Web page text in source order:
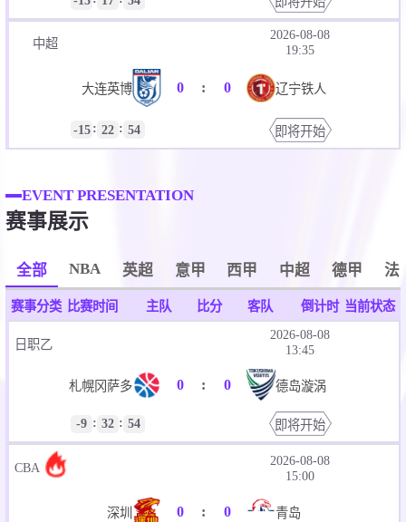
中超
2026-08-08
19:35
大连英博 0 : 0 辽宁铁人
-15 : 22 : 53 即将开始
EVENT PRESENTATION
赛事展示
全部 NBA 英超 意甲 西甲 中超 德甲 法
赛事分类 比赛时间 主队 比分 客队 倒计时 当前状态
日职乙
2026-08-08
13:45
札幌冈萨多 0 : 0 德岛漩涡
-9 : 32 : 53 即将开始
CBA
2026-08-08
15:00
深圳 0 : 0 青岛